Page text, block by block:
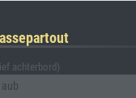
achterbord)